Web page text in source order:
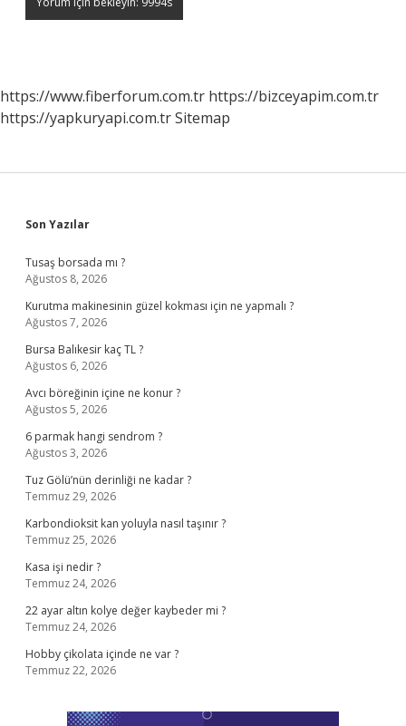
https://www.fiberforum.com.tr https://bizceyapim.com.tr
https://yapkuryapi.com.trSitemap
Sidebar
Son Yazılar
Tusaş borsada mı ?
Ağustos 8, 2026
Kurutma makinesinin güzel kokması için ne yapmalı ?
Ağustos 7, 2026
Bursa Balıkesir kaç TL ?
Ağustos 6, 2026
Avcı böreğinin içine ne konur ?
Ağustos 5, 2026
6 parmak hangi sendrom ?
Ağustos 3, 2026
Tuz Gölü’nün derinliği ne kadar ?
Temmuz 29, 2026
Karbondioksit kan yoluyla nasıl taşınır ?
Temmuz 25, 2026
Kasa işi nedir ?
Temmuz 24, 2026
22 ayar altın kolye değer kaybeder mi ?
Temmuz 24, 2026
Hobby çikolata içinde ne var ?
Temmuz 22, 2026